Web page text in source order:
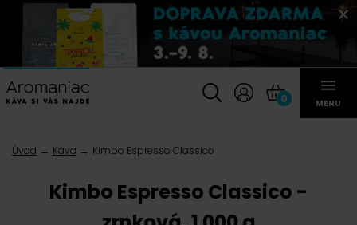
0 MENU
Úvod Káva Kimbo Espresso Classico
Kimbo Espresso Classico -